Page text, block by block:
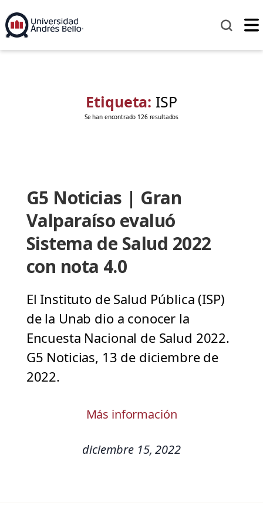
Etiqueta: ISP
Se han encontrado 126 resultados
G5 Noticias | Gran
Valparaíso evaluó
Sistema de Salud 2022
con nota 4.0
El Instituto de Salud Pública (ISP)
de la Unab dio a conocer la
Encuesta Nacional de Salud 2022.
G5 Noticias, 13 de diciembre de
2022.
Más información
diciembre 15, 2022